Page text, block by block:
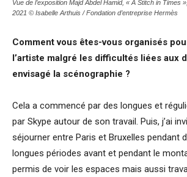
Vue de l’exposition Majd Abdel Hamid, « A Stitch in Times
2021 © Isabelle Arthuis / Fondation d’entreprise Hermès
Comment vous êtes-vous organisés
l’artiste malgré les difficultés liées aux
envisagé la scénographie ?
Cela a commencé par des longues et
par Skype autour de son travail. Puis, j’ai
séjourner entre Paris et Bruxelles pendant
longues périodes avant et pendant le
permis de voir les espaces mais aussi